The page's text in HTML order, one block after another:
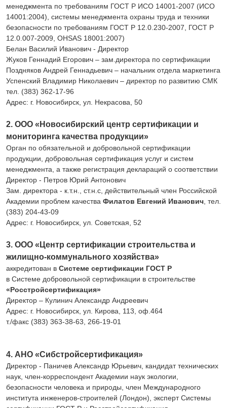
менеджмента по требованиям ГОСТ Р ИСО 14001-2007 (ИСО
14001:2004), системы менеджмента охраны труда и техники
безопасности по требованиям ГОСТ Р 12.0.230-2007, ГОСТ Р
12.0.007-2009, OHSAS 18001:2007)
Белан Василий Иванович - Директор
Жуков Геннадий Егорович – зам.директора по сертификации
Поздняков Андрей Геннадьевич – начальник отдела маркетинга
Успенский Владимир Николаевич – директор по развитию СМК
тел. (383) 362-17-96
Адрес: г. Новосибирск, ул. Некрасова, 50
2. ООО «Новосибирский центр сертификации и
мониторинга качества продукции»
Орган по обязательной и добровольной сертификации
продукции, добровольная сертификация услуг и систем
менеджмента, а также регистрация деклараций о соответствии
Директор - Петров Юрий Антонович
Зам. директора - к.т.н., ст.н.с, действительный член Российской
Академии проблем качества Филатов Евгений Иванович , тел.
(383) 204-43-09
Адрес: г. Новосибирск, ул. Советская, 52
3. ООО «Центр сертификации строительства и
жилищно-коммунального хозяйства»
аккредитован в Системе сертификации ГОСТ Р
в Системе добровольной сертификации в строительстве
«Росстройсертификация»
Директор – Кулинич Александр Андреевич
Адрес: г. Новосибирск, ул. Кирова, 113, оф.464
т./факс (383) 363-38-63, 266-19-01
4. АНО «Сибстройсертификация»
Директор - Паничев Александр Юрьевич, кандидат технических
наук, член-корреспондент Академии наук экологии,
безопасности человека и природы, член Международного
института инженеров-строителей (Лондон), эксперт Системы